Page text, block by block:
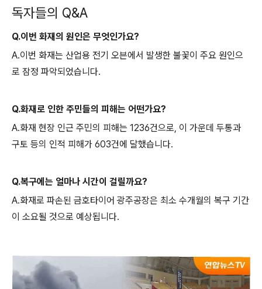
독자들의 Q&A
Q.이번 화재의 원인은 무엇인가요?
A.이번 화재는 산업용 전기 오븐에서 발생한 불꽃이 주요 원인으
로 잠정 파악되었습니다.
Q.화재로 인한 주민들의 피해는 어떤가요?
A.화재 현장 인근 주민의 피해는 1236건으로, 이 가운데 두통과
구토 등의 인적 피해가 603건에 달했습니다.
Q.복구에는 얼마나 시간이 걸릴까요?
A.화재로 파손된 금호타이어 광주공장은 최소 수개월의 복구 기간
이 소요될 것으로 예상됩니다.